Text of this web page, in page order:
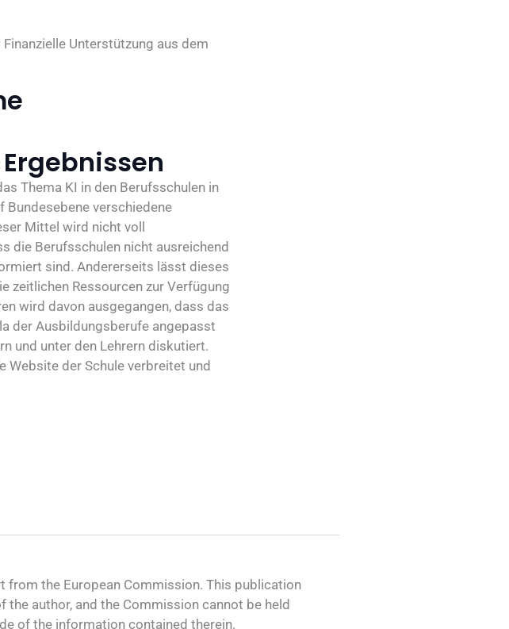
Unterstützung aus dem
Thema KI in den Berufsschulen in
Bundesebene verschiedene
Mittel wird nicht voll
die Berufsschulen nicht ausreichend
sind. Andererseits lässt dieses
zeitlichen Ressourcen zur Verfügung
wird davon ausgegangen, dass das
der Ausbildungsberufe angepasst
und unter den Lehrern diskutiert.
Website der Schule verbreitet und
the European Commission. This publication
author, and the Commission cannot be held
of the information contained therein.